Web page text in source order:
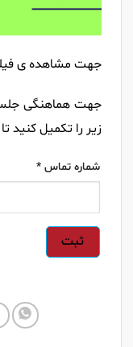
جهت مشاهده ی
جهت هماهنگی
زیر را تکمیل کنید
محصولات
و
طراحی
سایت
شماره تماس *
ثبت